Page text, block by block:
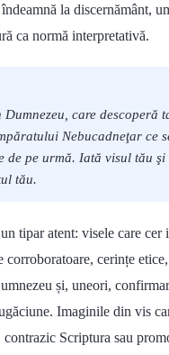
la discernământ,
ca normă interpretativă.
care descoperă
Nebucadneţar ce
de pe urmă. Iată visul tău şi
tău.
tipar atent: visele care cer
corroboratoare, cerințe
și, uneori,
Imaginile din vis
Scriptura sau